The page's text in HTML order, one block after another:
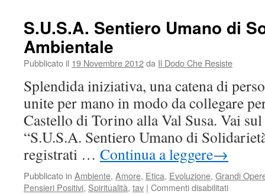
la
Lione
S.U.S.A. Sentiero Umano di
Ambientale
Pubblicato il 19 Novembre 2012da Il Dodo Che Resiste
Splendida iniziativa, una catena di
unite per mano in modo da collegare
Castello di Torino alla Val Susa. Vai
“S.U.S.A. Sentiero Umano di
registrati … Continua a leggere→
Pubblicato in Ambiente, Amore, Etica, Evoluzione, Grandi
Pensieri Positivi, Spiritualità, tav | Commenti disabilitatisu